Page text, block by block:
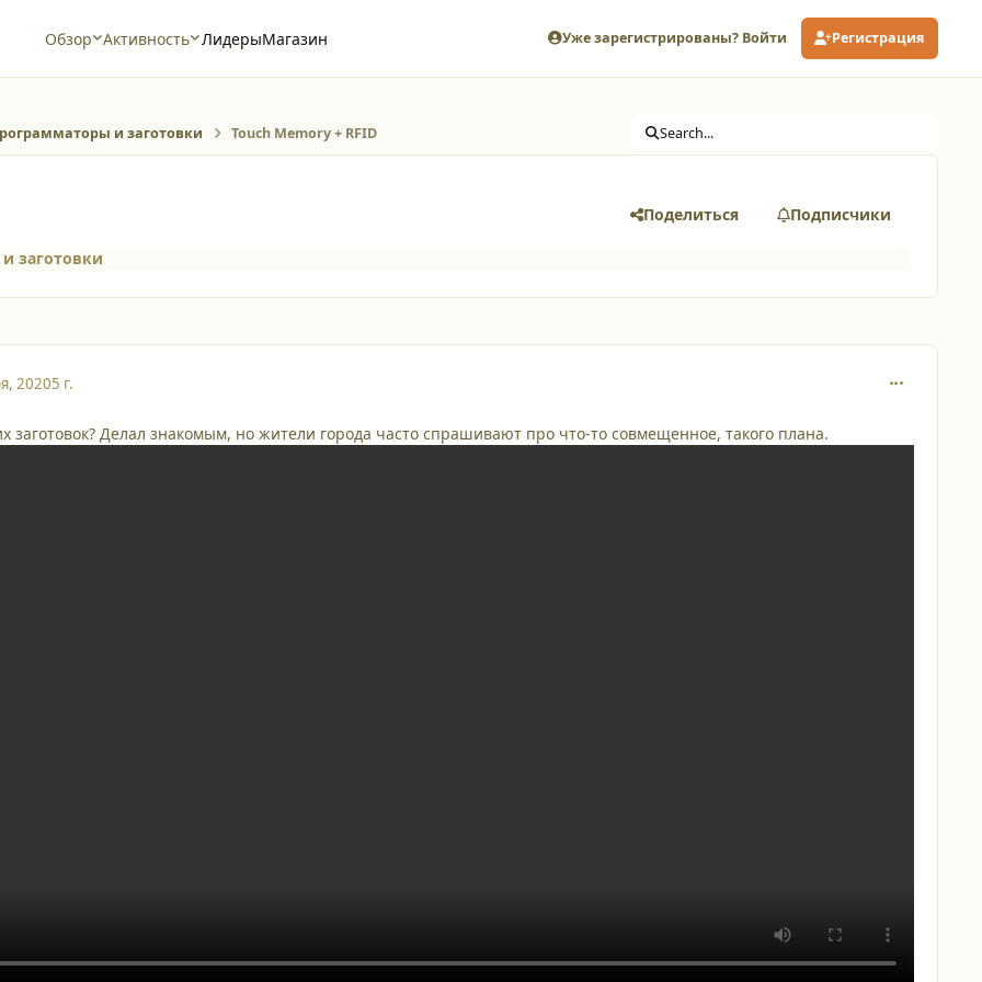
Обзор Активность ЛидерыМагазин Уже зарегистрированы? Войти Регистрация
и заготовки Touch Memory + RFID Search...
Поделиться Подписчики
заготовки
20205 г.
заготовок? Делал знакомым, но жители города часто спрашивают про что-то совмещенное, такого плана.